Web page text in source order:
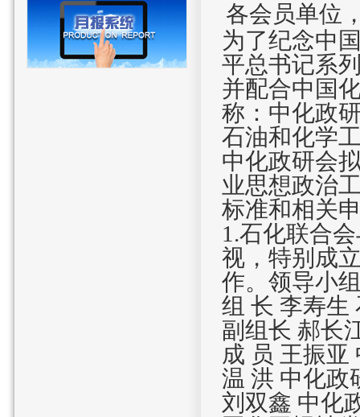
各会员单位
为了纪念中
平总书记系
并配合中国
称：中化政
石油和化学
中化政研会
业思想政治
标准和相关
1 .石化联合
视，特别成
作。领导小
组 长 李寿生
副组长 郝长
成 员 王振亚
温 洪 中化政
刘双鑫 中化